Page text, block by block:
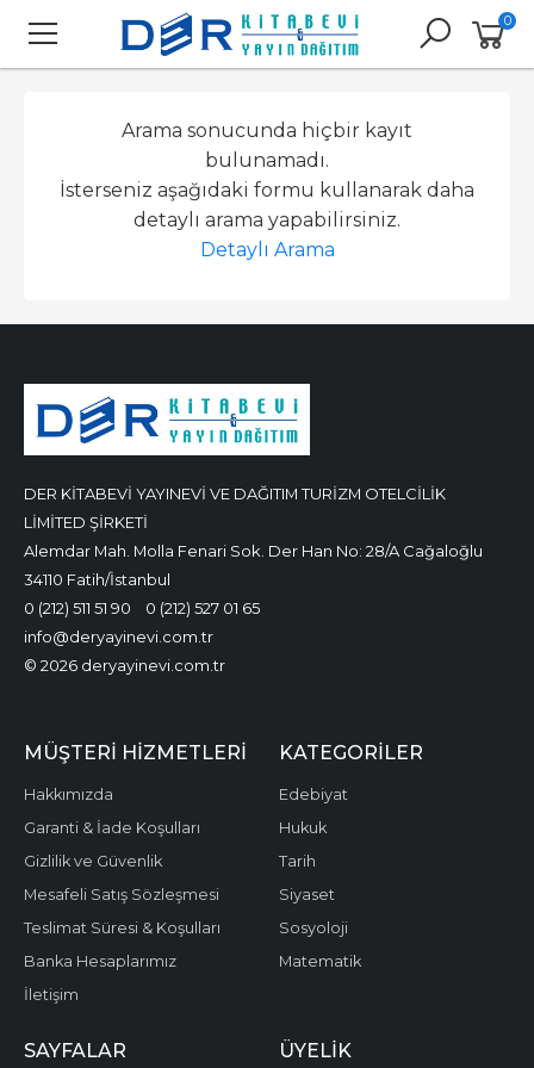
0
Arama sonucunda hiçbir kayıt
bulunamadı.
İsterseniz aşağıdaki formu kullanarak daha
detaylı arama yapabilirsiniz.
Detaylı Arama
DER KİTABEVİ YAYINEVİ VE DAĞITIM TURİZM OTELCİLİK
LİMİTED ŞİRKETİ
Alemdar Mah. Molla Fenari Sok. Der Han No: 28/A Cağaloğlu
34110 Fatih/İstanbul
0 (212) 511 51 90
0 (212) 527 01 65
info@deryayinevi.com.tr
© 2026 deryayinevi.com.tr
MÜŞTERI HIZMETLERI
Hakkımızda
Garanti & İade Koşulları
Gizlilik ve Güvenlik
Mesafeli Satış Sözleşmesi
Teslimat Süresi & Koşulları
Banka Hesaplarımız
İletişim
KATEGORILER
Edebiyat
Hukuk
Tarih
Siyaset
Sosyoloji
Matematik
SAYFALAR ÜYELIK